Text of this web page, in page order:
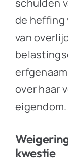
de heffing
van
over haar
eigendom.
kwestie